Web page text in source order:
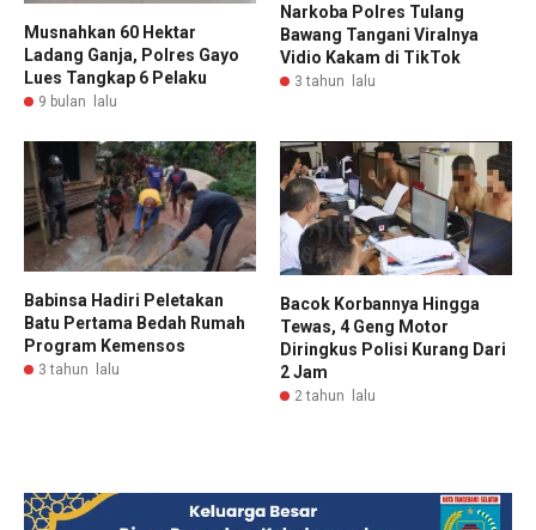
Musnahkan 60 Hektar
Ladang Ganja, Polres Gayo
Lues Tangkap 6 Pelaku
9 bulan lalu
Narkoba Polres Tulang
Bawang Tangani Viralnya
Vidio Kakam di TikTok
3 tahun lalu
Babinsa Hadiri Peletakan
Batu Pertama Bedah Rumah
Program Kemensos
3 tahun lalu
Bacok Korbannya Hingga
Tewas, 4 Geng Motor
Diringkus Polisi Kurang Dari
2 Jam
2 tahun lalu